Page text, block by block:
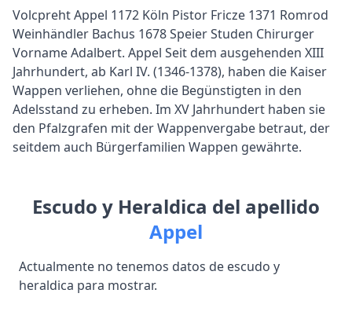
Volcpreht Appel 1172 Köln Pistor Fricze 1371 Romrod
Weinhändler Bachus 1678 Speier Studen Chirurger
Vorname Adalbert. Appel Seit dem ausgehenden XIII
Jahrhundert, ab Karl IV. (1346-1378), haben die Kaiser
Wappen verliehen, ohne die Begünstigten in den
Adelsstand zu erheben. Im XV Jahrhundert haben sie
den Pfalzgrafen mit der Wappenvergabe betraut, der
seitdem auch Bürgerfamilien Wappen gewährte.
Escudo y Heraldica del apellido
Appel
Actualmente no tenemos datos de escudo y
heraldica para mostrar.